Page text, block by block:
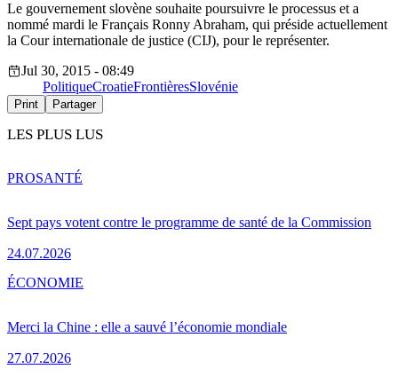
Le gouvernement slovène souhaite poursuivre le processus et a
nommé mardi le Français Ronny Abraham, qui préside actuellement
la Cour internationale de justice (CIJ), pour le représenter.
Jul 30, 2015 - 08:49
PolitiqueCroatieFrontièresSlovénie
Print Partager
LES PLUS LUS
Sept pays votent contre le programme de santé de la Commission
24.07.2026
PROSANTÉ
Merci la Chine : elle a sauvé l’économie mondiale
27.07.2026
ÉCONOMIE